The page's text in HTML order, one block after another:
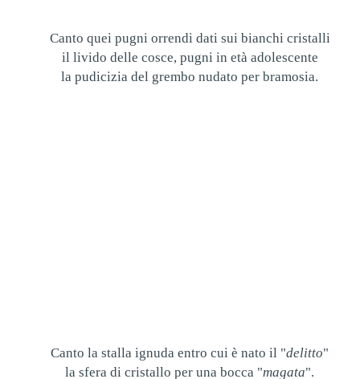
Canto quei pugni orrendi dati sui bianchi cristalli
il livido delle cosce, pugni in età adolescente
la pudicizia del grembo nudato per bramosia.
Canto la stalla ignuda entro cui è nato il "delitto"
la sfera di cristallo per una bocca "magata".